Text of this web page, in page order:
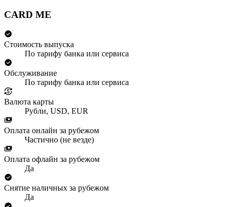
CARD ME
Стоимость выпуска
По тарифу банка или сервиса
Обслуживание
По тарифу банка или сервиса
Валюта карты
Рубли, USD, EUR
Оплата онлайн за рубежом
Частично (не везде)
Оплата офлайн за рубежом
Да
Снятие наличных за рубежом
Да